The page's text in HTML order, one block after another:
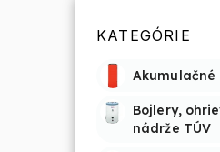
KATEGÓRIE
Akumulačné
Bojlery,
nádrže TÚV